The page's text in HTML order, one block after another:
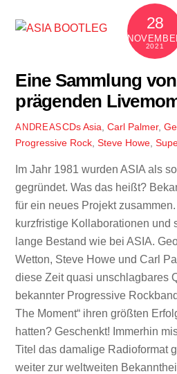
28
2021
Eine Sammlung
prägenden
ANDREASCDsAsia Carl Palmer,
Progressive Rock ,Steve Howe ,
Im Jahr 1981 wurden ASIA als
gegründet. Was das heißt?
für ein neues Projekt
kurzfristige Kollaborationen und
lange Bestand wie bei ASIA.
Wetton, Steve Howe und Carl
diese Zeit quasi unschlagbares
bekannter Progressive
The Moment“ ihren größten
hatten? Geschenkt! Immerhin
Titel das damalige Radioformat
weiter zur weltweiten